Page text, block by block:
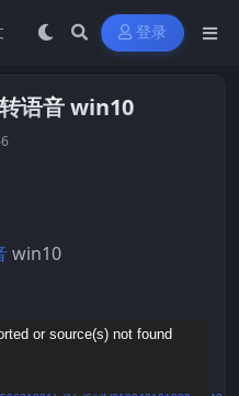
登录
语音 win10
win10
or source(s) not found